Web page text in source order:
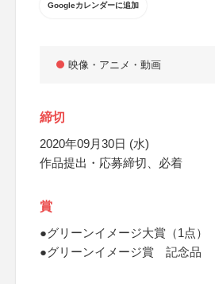
Googleカレンダーに追加
映像・アニメ・動画
締切
2020年09月30日 (水)
作品提出・応募締切、必着
賞
●グリーンイメージ大賞（1点
●グリーンイメージ賞 記念品